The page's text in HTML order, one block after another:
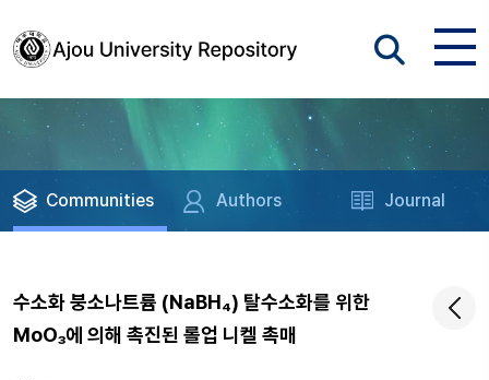
Communities Authors Journal
수소화 붕소나트륨 (NaBH₄) 탈수소화를 위한
MoO₃에 의해 촉진된 롤업 니켈 촉매